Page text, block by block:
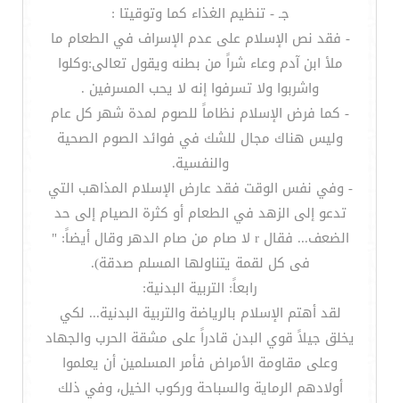
جـ - تنظيم الغذاء كما وتوقيتا :
- فقد نص الإسلام على عدم الإسراف في الطعام ما
ملأ ابن آدم وعاء شراً من بطنه ويقول تعالى:وكلوا
واشربوا ولا تسرفوا إنه لا يحب المسرفين .
- كما فرض الإسلام نظاماً للصوم لمدة شهر كل عام
وليس هناك مجال للشك في فوائد الصوم الصحية
والنفسية.
- وفي نفس الوقت فقد عارض الإسلام المذاهب التي
تدعو إلى الزهد في الطعام أو كثرة الصيام إلى حد
الضعف... فقال r لا صام من صام الدهر وقال أيضاً: "
فى كل لقمة يتناولها المسلم صدقة).
رابعاً: التربية البدنية:
لقد أهتم الإسلام بالرياضة والتربية البدنية... لكي
يخلق جيلاً قوي البدن قادراً على مشقة الحرب والجهاد
وعلى مقاومة الأمراض فأمر المسلمين أن يعلموا
أولادهم الرماية والسباحة وركوب الخيل، وفي ذلك